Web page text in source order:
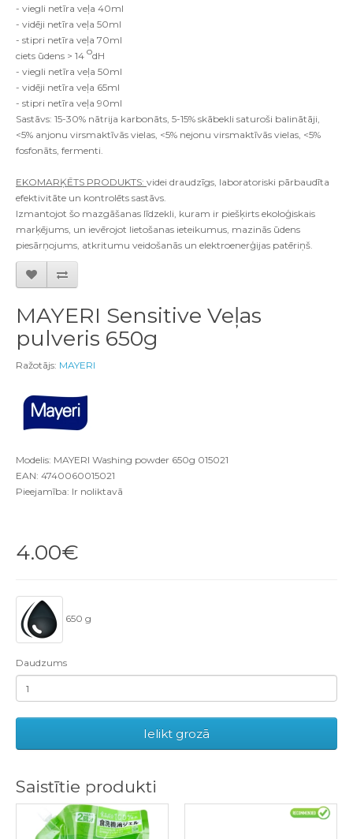
- viegli netīra veļa 40ml
- vidēji netīra veļa 50ml
- stipri netīra veļa 70ml
ciets ūdens > 14 odH
- viegli netīra veļa 50ml
- vidēji netīra veļa 65ml
- stipri netīra veļa 90ml
Sastāvs: 15-30% nātrija karbonāts, 5-15% skābekli saturoši balinātāji,
<5% anjonu virsmaktīvās vielas, <5% nejonu virsmaktīvās vielas, <5%
fosfonāts, fermenti.
EKOMARĶĒTS PRODUKTS: videi draudzīgs, laboratoriski pārbaudīta
efektivitāte un kontrolēts sastāvs.
Izmantojot šo mazgāšanas līdzekli, kuram ir piešķirts ekoloģiskais
marķējums, un ievērojot lietošanas ieteikumus, mazinās ūdens
piesārņojums, atkritumu veidošanās un elektroenerģijas patēriņš.
MAYERI Sensitive Veļas
pulveris 650g
Ražotājs: MAYERI
Modelis: MAYERI Washing powder 650g 015021
EAN: 4740060015021
Pieejamība: Ir noliktavā
4.00€
650 g
Daudzums
Ielikt grozā
Saistītie produkti